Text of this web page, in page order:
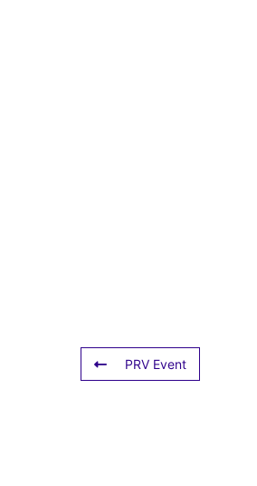
PRV Event